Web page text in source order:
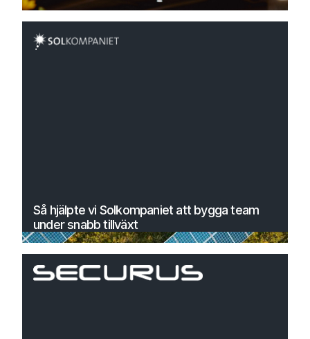
Så hjälpte vi Solkompaniet att bygga team
under snabb tillväxt